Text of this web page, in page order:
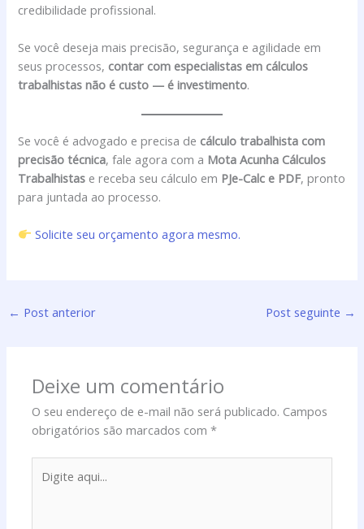
credibilidade profissional.
Se você deseja mais precisão, segurança e agilidade em
seus processos, contar com especialistas em cálculos
trabalhistas não é custo — é investimento.
Se você é advogado e precisa de cálculo trabalhista com
precisão técnica, fale agora com a Mota Acunha Cálculos
Trabalhistas e receba seu cálculo em PJe-Calc e PDF, pronto
para juntada ao processo.
Solicite seu orçamento agora mesmo.
← Post anterior Post seguinte →
Deixe um comentário
O seu endereço de e-mail não será publicado. Campos
obrigatórios são marcados com*
aqui...